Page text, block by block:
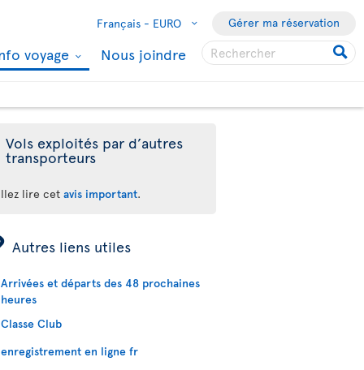
Français - EURO Gérer ma réservation
voyage Nous joindre
Vols exploités par d’autres
transporteurs
lire cetavis important.
Autres liens utiles
Arrivées et départs des 48 prochaines
heures
Classe Club
enregistrement en ligne fr